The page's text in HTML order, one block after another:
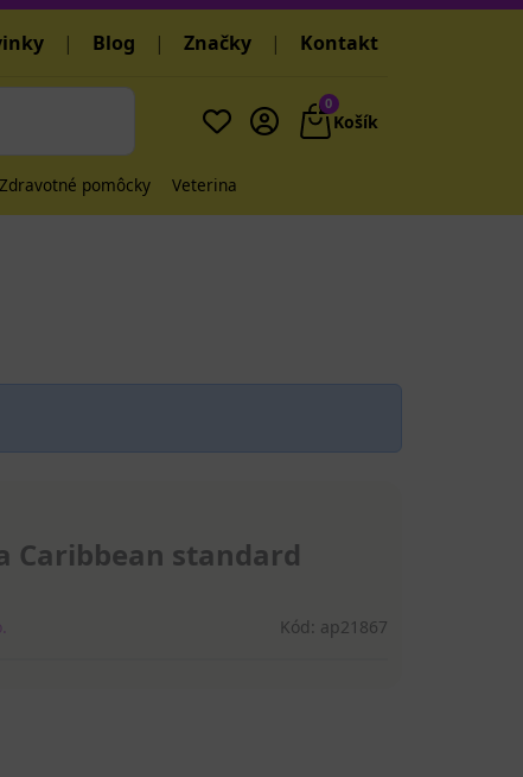
| Blog | Značky | Kontakt
0
Košík
Zdravotné pomôcky Veterina
Caribbean standard
Kód: ap21867